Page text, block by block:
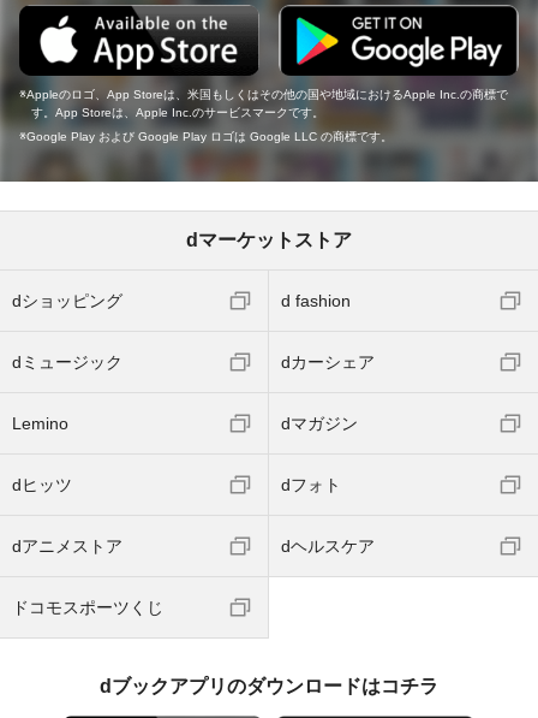
Appleのロゴ、App Storeは、米国もしくはその他の国や地域におけるApple Inc.の商標で
す。App Storeは、Apple Inc.のサービスマークです。
Google Play および Google Play ロゴは Google LLC の商標です。
dマーケットストア
dショッピング d fashion
dミュージック dカーシェア
Lemino dマガジン
dヒッツ dフォト
dアニメストア dヘルスケア
ドコモスポーツくじ
dブックアプリのダウンロードはコチラ